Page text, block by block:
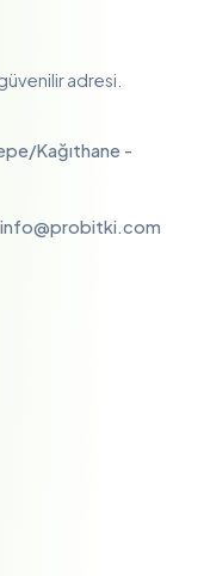
adresi.
Kağıthane -
info@probitki.com